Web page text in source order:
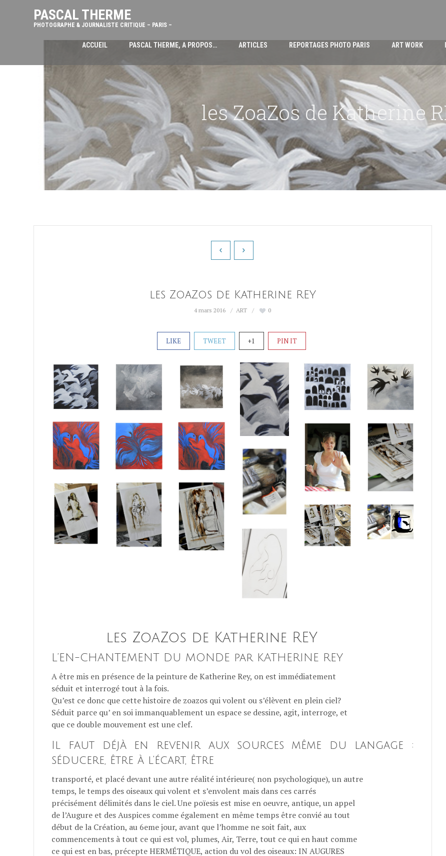
PASCAL THERME
PHOTOGRAPHE & JOURNALISTE CRITIQUE – PARIS –
ACCUEIL PASCAL THERME, A PROPOS… ARTICLES REPORTAGES PHOTO PARIS ART WORK
les ZoaZos de Katherine
les ZoaZos de Katherine REY
4 mars 2016 ART 0
LIKE TWEET +1 PIN IT
les ZoaZos de Katherine REY
L’EN-CHANTEMENT DU MONDE par KATHERINE REY
A être mis en présence de la peinture de Katherine Rey, on est immédiatement
séduit et interrogé tout à la fois.
Qu’est ce donc que cette histoire de zoazos qui volent ou s’élèvent en plein ciel?
Séduit parce qu’ en soi immanquablement un espace se dessine, agit, interroge, et
que ce double mouvement est une clef.
Il faut déjà en revenir aux sources même du langage :
séducere, être à l’écart, être
transporté, et placé devant une autre réalité intérieure( non psychologique), un autre
temps, le temps des oiseaux qui volent et s’envolent mais dans ces carrés
précisément délimités dans le ciel. Une poïesis est mise en oeuvre, antique, un appel
de l’Augure et des Auspices comme également en même temps être convié au tout
début de la Création, au 6eme jour, avant que l’homme ne soit fait, aux
commencements à tout ce qui est vol, plumes, Air, Terre, tout ce qui en haut comme
ce qui est en bas, précepte HERMÉTIQUE, action du vol des oiseaux: IN AUGURES